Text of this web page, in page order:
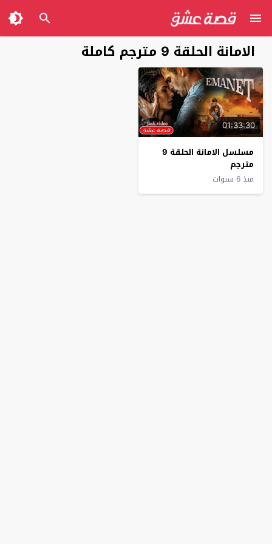
الامانة الحلقة 9 مترجم كاملة
01:33:30
مسلسل الامانة الحلقة 9
مترجم
منذ 6 سنوات